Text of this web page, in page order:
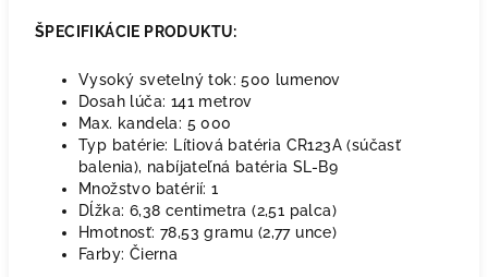
ŠPECIFIKÁCIE PRODUKTU:
Vysoký svetelný tok: 500 lumenov
Dosah lúča: 141 metrov
Max. kandela: 5 000
Typ batérie: Lítiová batéria CR123A (súčasť
balenia), nabíjateľná batéria SL-B9
Množstvo batérií: 1
Dĺžka: 6,38 centimetra (2,51 palca)
Hmotnosť: 78,53 gramu (2,77 unce)
Farby: Čierna